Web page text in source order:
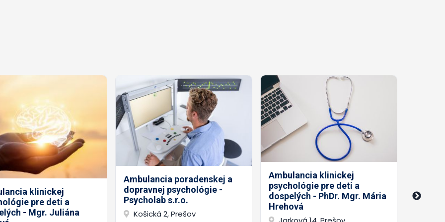
klinickej
pre deti a
- Mgr. Juliána
Ambulancia poradenskej a
dopravnej psychológie -
Psycholab s.r.o.
Košická 2, Prešov
Ambulancia klinickej
psychológie pre deti a
dospelých - PhDr. Mgr. Mária
Hrehová
prax -